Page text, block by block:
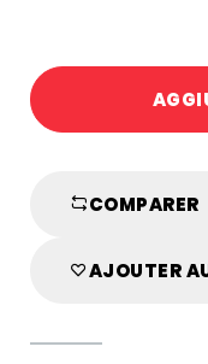
COMPARER
AJOUTER